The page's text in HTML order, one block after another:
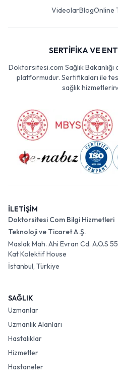
VideolarBlogOnline
SERTİFİKA VE
Doktorsitesi.com Sağlık
platformudur. Sertifikaları ile
sağlık
İLETİŞİM
Doktorsitesi Com Bilgi Hizmetleri
Teknoloji ve Ticaret A.Ş.
Maslak Mah. Ahi Evran Cd. A.O.S
Kat Kolektif House
İstanbul, Türkiye
SAĞLIK
Uzmanlar
Uzmanlık Alanları
Hastalıklar
Hizmetler
Hastaneler